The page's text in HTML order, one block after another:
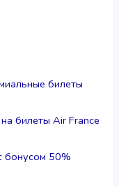
билеты
билеты Air France
бонусом 50%